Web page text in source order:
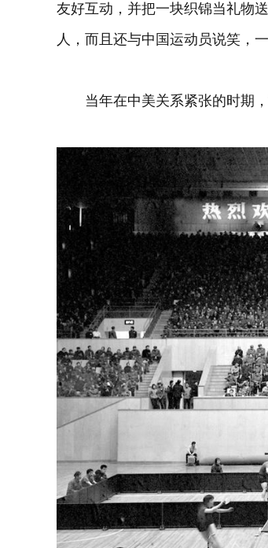
友好互动，并把一块织锦当礼物
人，而且还与中国运动员说笑，
当年在中美关系紧张的时期，